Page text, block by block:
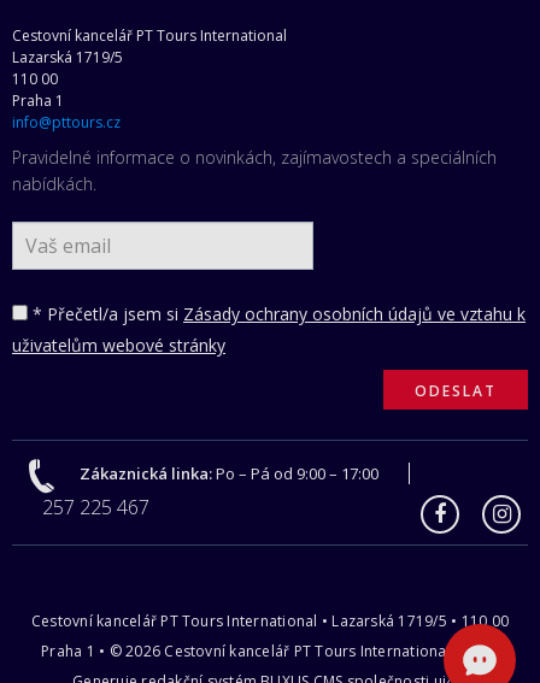
Cestovní kancelář PT Tours International
Lazarská 1719/5
110 00
Praha 1
info@pttours.cz
Pravidelné informace o novinkách, zajímavostech a speciálních
nabídkách.
* Přečetl/a jsem si Zásady ochrany osobních údajů ve vztahu k
uživatelům webové stránky
Zákaznická linka:Po – Pá od 9:00 – 17:00
257 225 467
Cestovní kancelář PT Tours International • Lazarská 1719/5 • 110 00
Praha 1 • © 2026 Cestovní kancelář PT Tours International s.r.o |